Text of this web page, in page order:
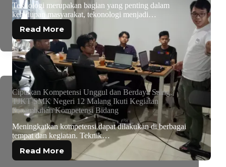
Teknologi merupakan bagian yang penting dalam
kehidupan masyarakat, tekonologi menjadi…
Read More
Ciptakan Kompetensi Unggul dan Berdaya Saing,
TJKT SMK Negeri 12 Malang Ikuti Kegiatan
Penambahan Kompetensi Bidang
Meningkatkan kompetensi dapat dilakukan di berbagai
tempat dan kegiatan. Teknik…
Read More